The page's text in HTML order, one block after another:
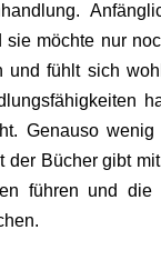
sie möchte nur
und fühlt sich
Genauso wenig
der Bücher gibt
führen und die